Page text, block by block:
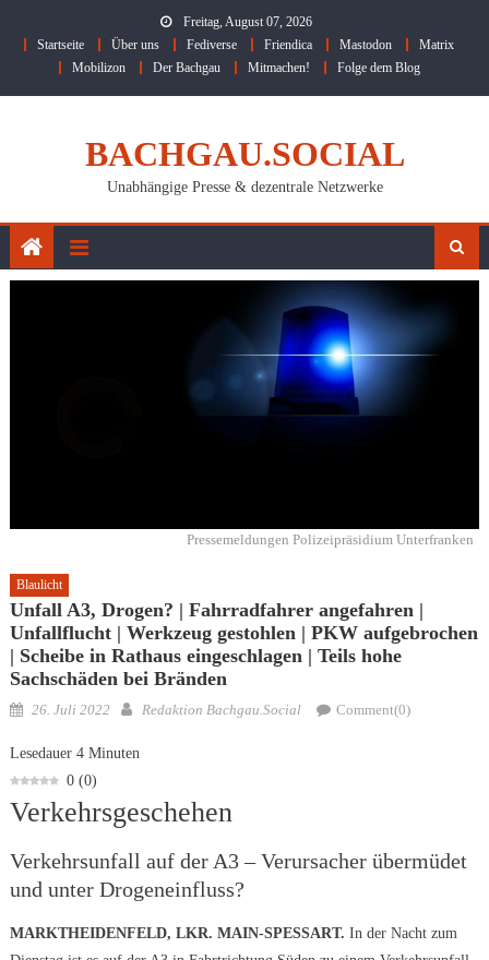
Freitag, August 07, 2026
Startseite
Über uns Fediverse Friendica Mastodon
Matrix
Mobilizon
Der Bachgau Mitmachen! Folge dem Blog
BACHGAU.SOCIAL
Unabhängige Presse & dezentrale Netzwerke
Pressemeldungen Polizeipräsidium Unterfranken
Blaulicht
Unfall A3, Drogen? | Fahrradfahrer angefahren |
Unfallflucht | Werkzeug gestohlen | PKW aufgebrochen
| Scheibe in Rathaus eingeschlagen | Teils hohe
Sachschäden bei Bränden
Posted
26. Juli 2022 Author
Redaktion Bachgau.Social Comment(0)
Lesedauer 4 Minuten
0 (0)
Verkehrsgeschehen
Verkehrsunfall auf der A3 – Verursacher übermüdet
und unter Drogeneinfluss?
MARKTHEIDENFELD, LKR. MAIN-SPESSART. In der Nacht zum